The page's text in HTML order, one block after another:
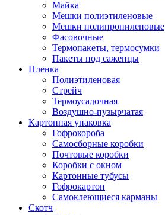
Майка
Мешки полиэтиленовые
Мешки полипропиленовые
Фасовочные
Термопакеты, термосумки
Пакеты под саженцы
Пленка
Полиэтиленовая
Стрейч
Термоусадочная
Воздушно-пузырчатая
Картонная упаковка
Гофрокороба
Самосборные коробки
Почтовые коробки
Коробки с окном
Картонные тубусы
Гофрокартон
Самоклеющиеся карманы
Скотч